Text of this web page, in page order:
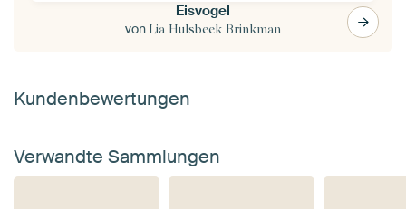
Eisvogel
von Lia Hulsbeek Brinkman
Kundenbewertungen
Verwandte Sammlungen